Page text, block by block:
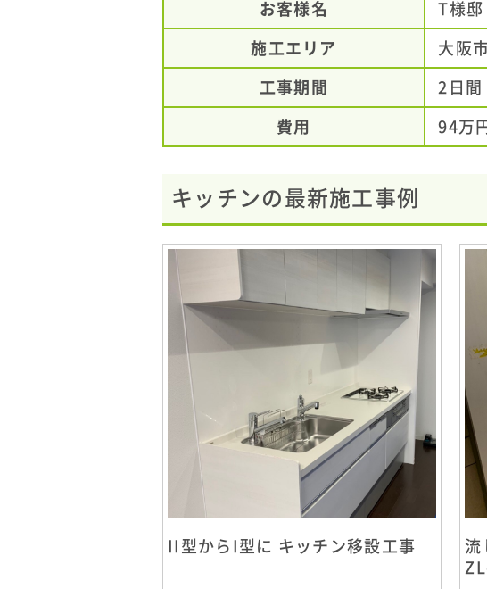
お客様名 T様邸
施工エリア 大阪
工事期間 2日間
費用 94万
キッチンの最新施工事例
II型からI型に キッチン移設工事
流